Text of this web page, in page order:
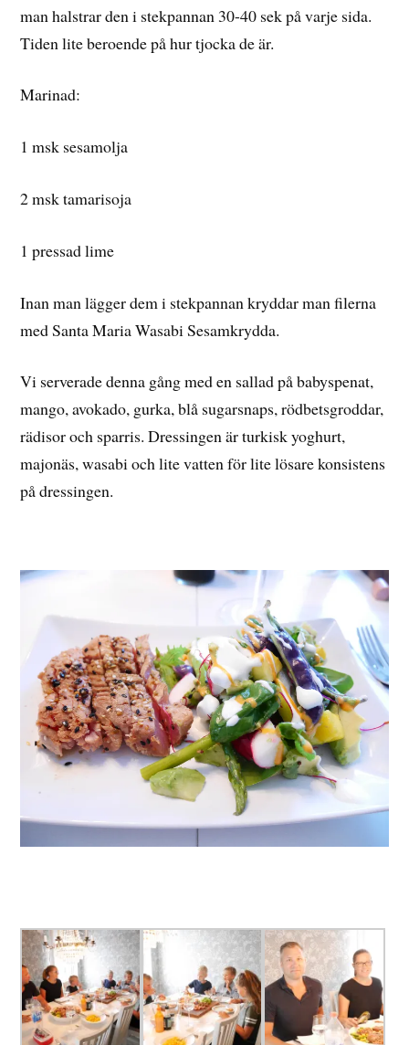
man halstrar den i stekpannan 30-40 sek på varje sida.
Tiden lite beroende på hur tjocka de är.
Marinad:
1 msk sesamolja
2 msk tamarisoja
1 pressad lime
Inan man lägger dem i stekpannan kryddar man filerna
med Santa Maria Wasabi Sesamkrydda.
Vi serverade denna gång med en sallad på babyspenat,
mango, avokado, gurka, blå sugarsnaps, rödbetsgroddar,
rädisor och sparris. Dressingen är turkisk yoghurt,
majonäs, wasabi och lite vatten för lite lösare konsistens
på dressingen.